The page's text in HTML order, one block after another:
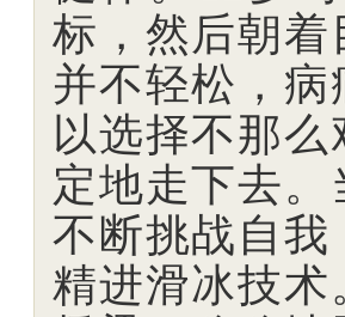
标，然后朝
并不轻松，
以选择不那
定地走下去
不断挑战自
精进滑冰技